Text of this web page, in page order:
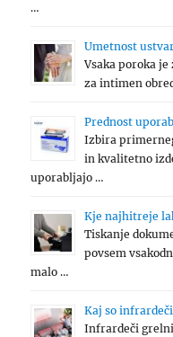
…
Umetnost
Vsaka poroka je
za intimen
Prednost
Izbira
in kvalitetno
uporabljajo …
Kje najhitreje
Tiskanje
povsem
malo …
Kaj so
Infrardeči